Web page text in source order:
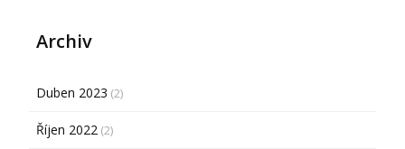
Archiv
Duben 2023 (2)
Říjen 2022 (2)